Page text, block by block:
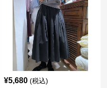
¥5,680 (税込)